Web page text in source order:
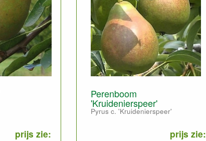
prijs zie:
Perenboom
'Kruidenierspeer'
Pyrus c. 'Kruidenierspeer'
prijs zie: